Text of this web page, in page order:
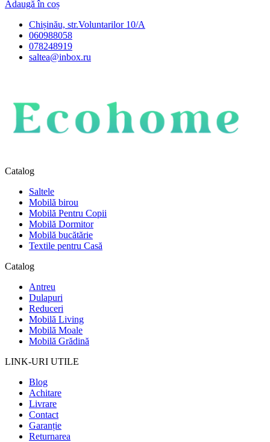
Adaugă în coș
Chișinău, str.Voluntarilor 10/A
060988058
078248919
saltea@inbox.ru
Catalog
Saltele
Mobilă birou
Mobilă Pentru Copii
Mobilă Dormitor
Mobilă bucătărie
Textile pentru Casă
Catalog
Antreu
Dulapuri
Reduceri
Mobilă Living
Mobilă Moale
Mobilă Grădină
LINK-URI UTILE
Blog
Achitare
Livrare
Contact
Garanție
Returnarea